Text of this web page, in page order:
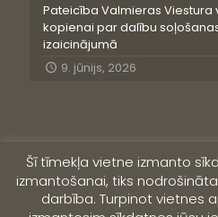
Pateicība Valmieras Viestura
kopienai par dalību
izaicinājumā
9. jūnijs, 2026
Šī tīmekļa vietne izmanto
izmantošanai, tiks
darbība. Turpinot vietnes